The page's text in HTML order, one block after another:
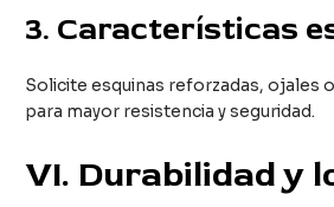
3. Características
Solicite esquinas reforzadas, ojales
para mayor resistencia y seguridad.
VI. Durabilidad y